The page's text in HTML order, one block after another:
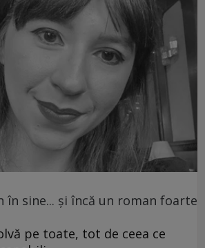
în sine... și încă un roman foarte
pe toate, tot de ceea ce